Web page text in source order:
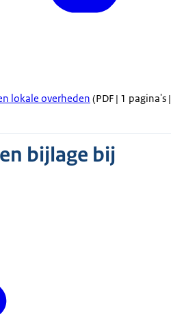
lokale overheden (PDF | 1 pagina's |
bijlage bij